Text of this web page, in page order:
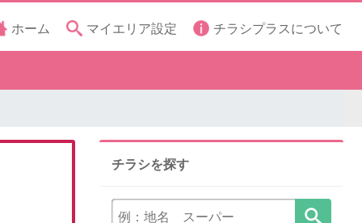
ホーム マイエリア設定 チラシプラスについて
チラシを探す